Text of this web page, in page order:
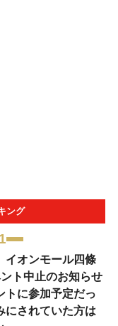
ング
イオンモール四條
ト中止のお知らせ
トに参加予定だっ
にされていた方は